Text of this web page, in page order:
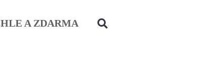
A ZDARMA